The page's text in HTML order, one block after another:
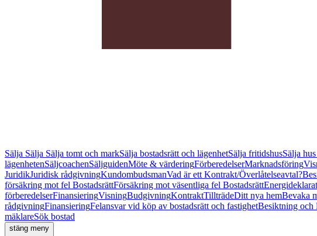
Sälja Sälja Sälja tomt och markSälja bostadsrätt och lägenhetSälja fritidshusSälja hus
lägenhetenSäljcoachenSäljguidenMöte & värderingFörberedelserMarknadsföring
JuridikJuridisk rådgivningKundombudsmanVad är ett Kontrakt/Överlåtelseavtal?
försäkring mot fel BostadsrättFörsäkring mot väsentliga fel Bostadsrätt
förberedelserFinansieringVisningBudgivningKontraktTillträdeDitt nya hemBevaka
rådgivningFinansieringFelansvar vid köp av bostadsrätt och fastighetBesiktning och
mäklareSök bostad
stäng meny